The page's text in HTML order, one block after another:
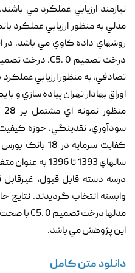
مدلي به منظور ارزيابي عملکرد
تصادفي, به منظور ارزيابي
اوراق بهادار تهران پياده سازي و
سودآوري, نقدينگي, حوزه
کفايت سرمايه
سالهاي 1393 تا
درسه دسته قابل قبول,
وابسته انتخاب گرديدند.
اين پژوهش مي باشد.
دانلود متن کامل